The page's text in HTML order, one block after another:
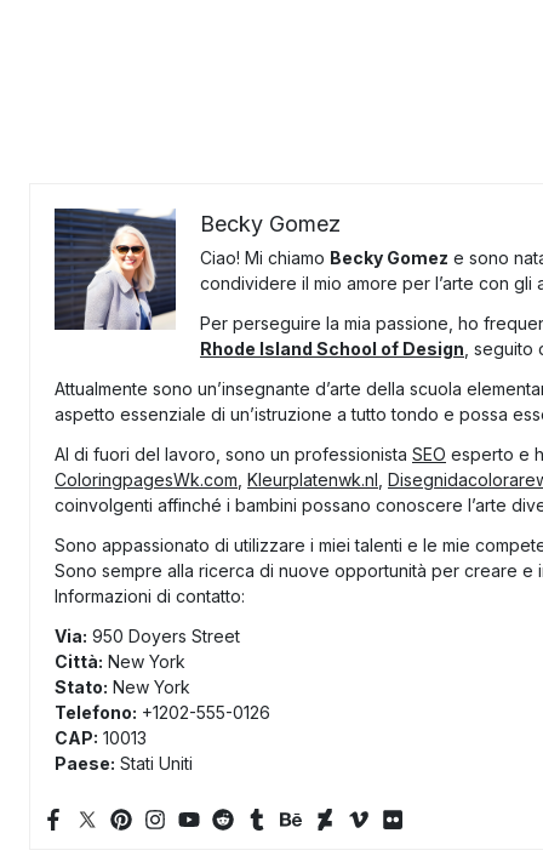
Becky Gomez
Ciao! Mi chiamo Becky Gomez e sono
condividere il mio amore per l’arte con gli
Per perseguire la mia passione, ho
Rhode Island School of Design ,
Attualmente sono un’insegnante d’arte della scuola
aspetto essenziale di un’istruzione a tutto tondo e possa
Al di fuori del lavoro, sono un professionista SEO esperto e
ColoringpagesWk.com Kleurplatenwk.nl
coinvolgenti affinché i bambini possano conoscere l’arte
Sono appassionato di utilizzare i miei talenti e le mie
Sono sempre alla ricerca di nuove opportunità per creare
Informazioni di contatto:
Via: 950 Doyers Street
Città: New York
Stato: New York
Telefono: +1202-555-0126
CAP: 10013
Paese: Stati Uniti